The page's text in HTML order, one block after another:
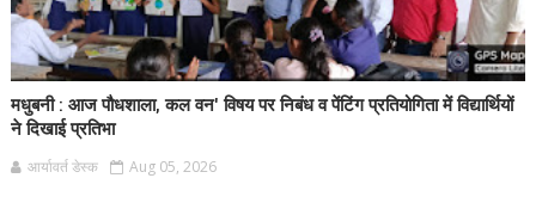
मधुबनी : आज पौधशाला, कल वन' विषय पर निबंध व पेंटिंग प्रतियोगिता में विद्यार्थियों
ने दिखाई प्रतिभा
आर्यावर्त डेस्क Aug 05, 2026